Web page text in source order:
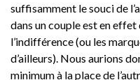
suffisamment le souci de
dans un couple est en
l’indifférence (ou les
d’ailleurs). Nous aurions
minimum à la place de